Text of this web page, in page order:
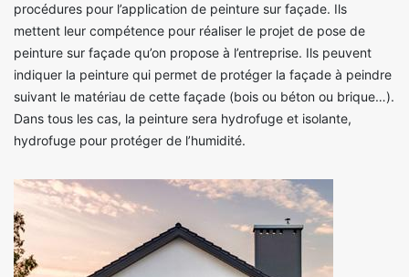
procédures pour l’application de peinture sur façade. Ils
mettent leur compétence pour réaliser le projet de pose de
peinture sur façade qu’on propose à l’entreprise. Ils peuvent
indiquer la peinture qui permet de protéger la façade à peindre
suivant le matériau de cette façade (bois ou béton ou brique…).
Dans tous les cas, la peinture sera hydrofuge et isolante,
hydrofuge pour protéger de l’humidité.